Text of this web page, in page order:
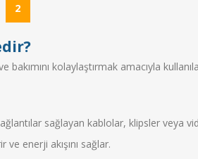
2
kolaylaştırmak amacıyla
sağlayan kablolar, klipsler veya
enerji akışını sağlar.